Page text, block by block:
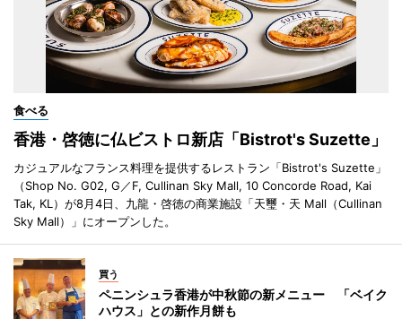
食べる
香港・啓徳に仏ビストロ新店「Bistrot's Suzette」
カジュアルなフランス料理を提供するレストラン「Bistrot's Suzette」
（Shop No. G02, G／F, Cullinan Sky Mall, 10 Concorde Road, Kai
Tak, KL）が8月4日、九龍・啓徳の商業施設「天璽・天 Mall（Cullinan
Sky Mall）」にオープンした。
買う
ペニンシュラ香港が中秋節の新メニュー 「ベイク
ハウス」との新作月餅も